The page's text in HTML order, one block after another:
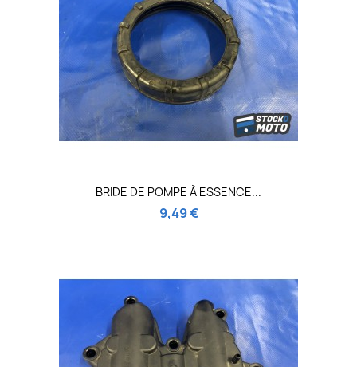
BRIDE DE POMPE À ESSENCE...
9,49 €